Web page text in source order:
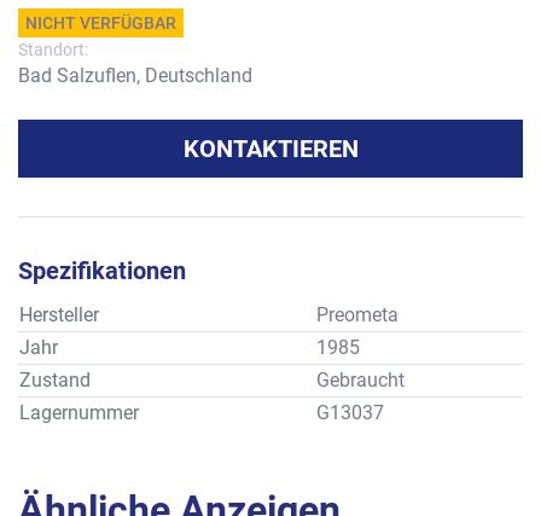
NICHT VERFÜGBAR
Standort:
Bad Salzuflen, Deutschland
KONTAKTIEREN
Spezifikationen
Hersteller
Preometa
Jahr
1985
Zustand
Gebraucht
Lagernummer
G13037